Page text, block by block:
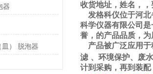
器
皿） 脱泡器
收货地址，姓名，
发格科仪位于河北
科学仪器有限公司
誉，的产品品质，
产品被广泛应用于
滤 、环境保护、废
计到采购，再到装